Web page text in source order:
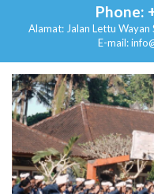
Phone:
Alamat: Jalan Lettu
E-mail: